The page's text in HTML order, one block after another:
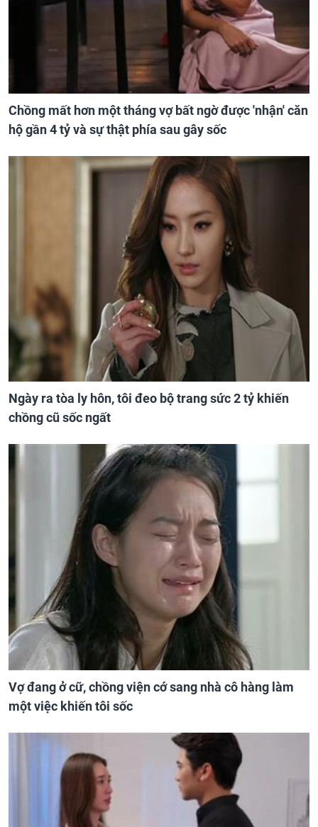
Chồng mất hơn một tháng vợ bất ngờ được 'nhận' căn
hộ gần 4 tỷ và sự thật phía sau gây sốc
Ngày ra tòa ly hôn, tôi đeo bộ trang sức 2 tỷ khiến
chồng cũ sốc ngất
Vợ đang ở cữ, chồng viện cớ sang nhà cô hàng làm
một việc khiến tôi sốc